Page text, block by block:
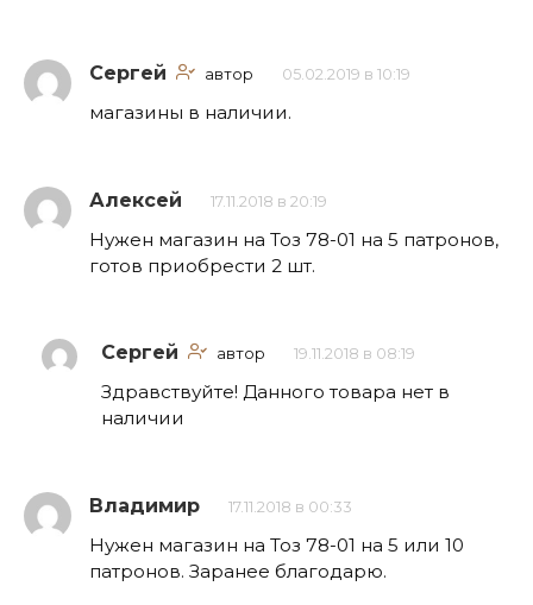
Сергей автор 05.02.2019 в 10:19
магазины в наличии.
Алексей 17.11.2018 в 20:19
Нужен магазин на Тоз 78-01 на 5 патронов,
готов приобрести 2 шт.
Сергей автор 19.11.2018 в 08:19
Здравствуйте! Данного товара нет в
наличии
Владимир 17.11.2018 в 00:33
Нужен магазин на Тоз 78-01 на 5 или 10
патронов. Заранее благодарю.